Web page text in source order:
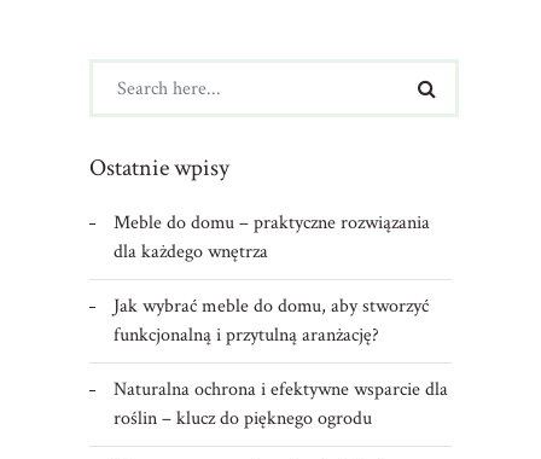
Ostatnie wpisy
Meble do domu – praktyczne rozwiązania
dla każdego wnętrza
Jak wybrać meble do domu, aby stworzyć
funkcjonalną i przytulną aranżację?
Naturalna ochrona i efektywne wsparcie dla
roślin – klucz do pięknego ogrodu